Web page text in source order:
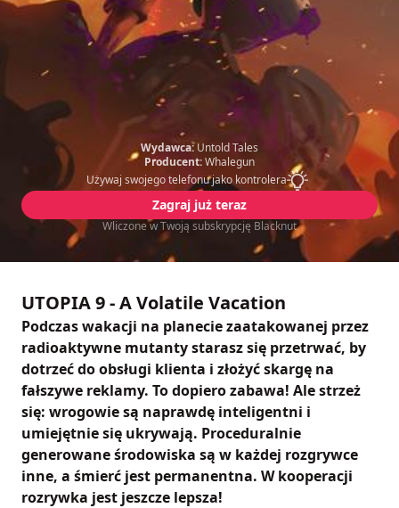
Wydawca: Untold Tales
Producent:Whalegun
Używaj swojego telefonu jako kontrolera
Zagraj już teraz
Wliczone w Twoją subskrypcję Blacknut
UTOPIA 9 - A Volatile Vacation
Podczas wakacji na planecie zaatakowanej przez
radioaktywne mutanty starasz się przetrwać, by
dotrzeć do obsługi klienta i złożyć skargę na
fałszywe reklamy. To dopiero zabawa! Ale strzeż
się: wrogowie są naprawdę inteligentni i
umiejętnie się ukrywają. Proceduralnie
generowane środowiska są w każdej rozgrywce
inne, a śmierć jest permanentna. W kooperacji
rozrywka jest jeszcze lepsza!